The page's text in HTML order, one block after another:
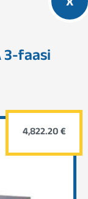
3-faasi
4,822.20 €